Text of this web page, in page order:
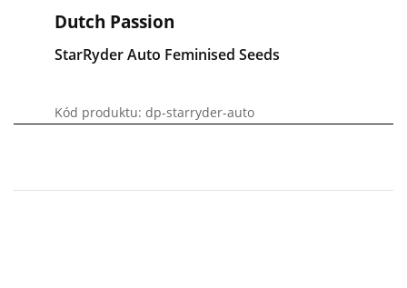
Dutch Passion
StarRyder Auto Feminised Seeds
Kód produktu: dp-starryder-auto